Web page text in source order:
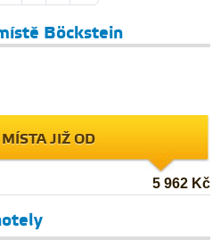
Böckstein
JIŽ OD
5 962 Kč